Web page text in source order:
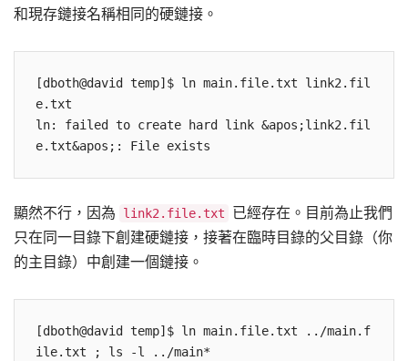
和現存鏈接名稱相同的硬鏈接。
[dboth@david temp]$ ln main.file.txt link2.fil
e.txt
ln: failed to create hard link &apos;link2.fil
顯然不行，因為 link2.file.txt
已經存在。目前為止我們
只在同一目錄下創建硬鏈接，接著在臨時目錄的父目錄（你
的主目錄）中創建一個鏈接。
[dboth@david temp]$ ln main.file.txt ../main.f
ile.txt ; ls -l ../main*